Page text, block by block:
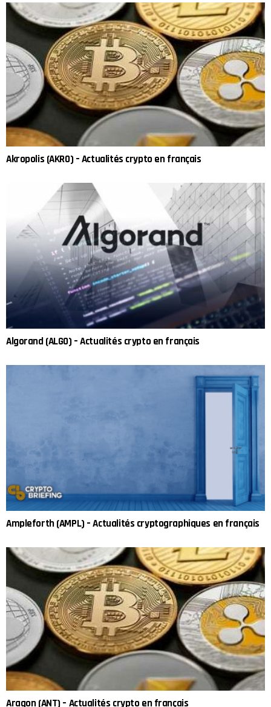
Akropolis (AKRO) – Actualités crypto en français
Algorand (ALGO) – Actualités crypto en français
Ampleforth (AMPL) – Actualités cryptographiques en français
Aragon (ANT) – Actualités crypto en français